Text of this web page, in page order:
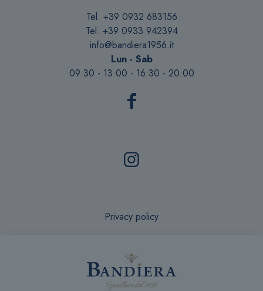
Tel. +39 0932 683156
Tel. +39 0933 942394
info@bandiera1956.it
Lun - Sab
09:30 - 13:00 - 16:30 - 20:00
Privacy policy
Recesso online